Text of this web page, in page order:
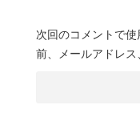
次回のコメントで
前、メールアドレス